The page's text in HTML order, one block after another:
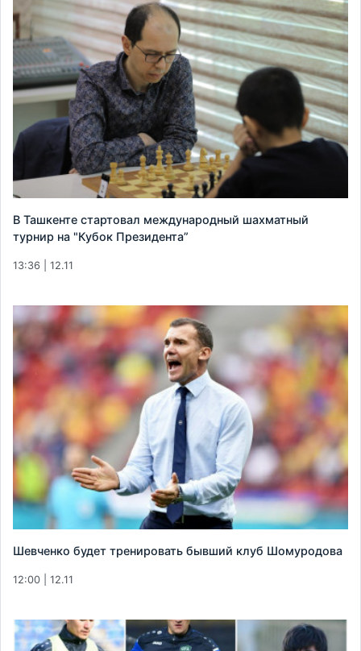
В Ташкенте стартовал международный шахматный
турнир на "Кубок Президента”
13:36 | 12.11
Шевченко будет тренировать бывший клуб Шомуродова
12:00 | 12.11